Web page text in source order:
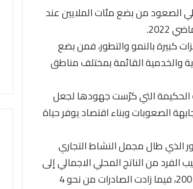
الصعود من بضع مئات الملايين عند
كبيرة بالنمو والتطور، فمن بضع
والخدمية القائمة بمختلف مناطق
التي كرّست جهودها لجعل
الصعوبات وبناء اقتصاد يوفر حياة
الذي طال مجمل النشاط التجاري
من الناتج المحلي الاجمالي إلى
2937 دينار خلال عام 2021 ، مقابل 1278 دينار عام 2001، فيما زادت الصادرات من نحو 4